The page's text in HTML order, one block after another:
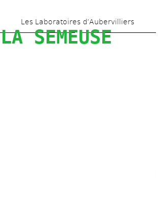
Les Laboratoires d’Aubervilliers
LA SEMEUSE